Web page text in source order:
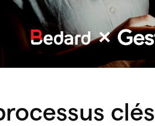
clés